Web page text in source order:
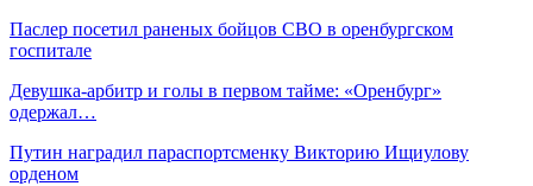
Паслер посетил раненых бойцов СВО в оренбургском
госпитале
Девушка-арбитр и голы в первом тайме: «Оренбург»
одержал…
Путин наградил параспортсменку Викторию Ищиулову
орденом